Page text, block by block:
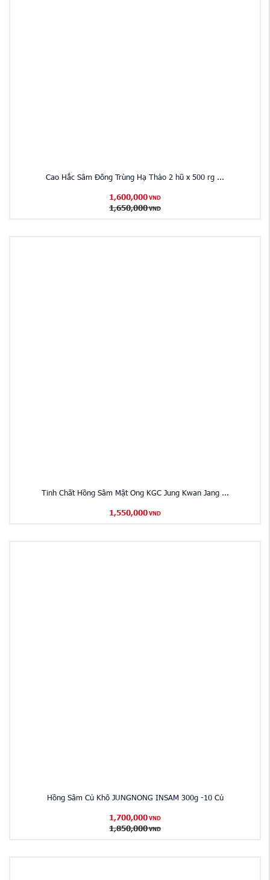
Cao Hắc Sâm Đông Trùng Hạ Thảo 2 hũ x 500 rg ...
1,600,000 VND
1,650,000 VND
Tinh Chất Hồng Sâm Mật Ong KGC Jung Kwan Jang ...
1,550,000 VND
Hồng Sâm Củ Khô JUNGNONG INSAM 300g -10 Củ
1,700,000 VND
1,850,000 VND